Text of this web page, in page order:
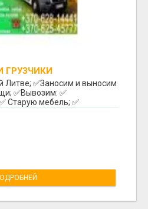
ГРУЗЧИКИ
Литве; ✅️Заносим и выносим
✅️Вывозим: ✅️
Старую мебель; ✅️